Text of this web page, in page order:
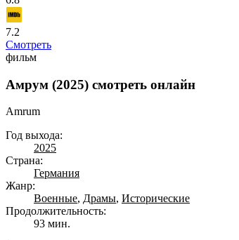
7.2
Смотреть
фильм
Амрум (2025) смотреть онлайн
Amrum
Год выхода:
2025
Страна:
Германия
Жанр:
Военные, Драмы, Исторические
Продолжительность:
93 мин.